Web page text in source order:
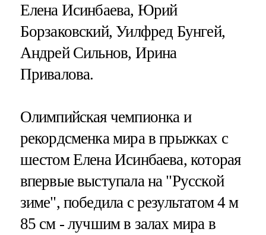
Елена Исинбаева, Юрий
Борзаковский, Уилфред Бунгей,
Андрей Сильнов, Ирина
Привалова.
Олимпийская чемпионка и
рекордсменка мира в прыжках с
шестом Елена Исинбаева, которая
впервые выступала на "Русской
зиме", победила с результатом 4 м
85 см - лучшим в залах мира в